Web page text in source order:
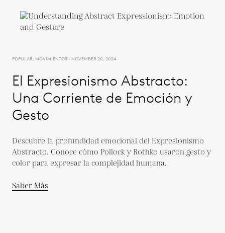
POPULAR, MOVIMIENTOS - NOVEMBER 20, 2024
El Expresionismo Abstracto:
Una Corriente de Emoción y
Gesto
Descubre la profundidad emocional del Expresionismo
Abstracto. Conoce cómo Pollock y Rothko usaron gesto y
color para expresar la complejidad humana.
Saber Más